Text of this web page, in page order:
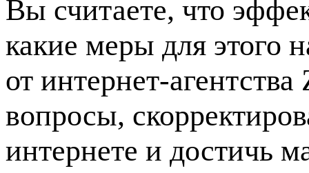
Вы считаете, что
какие меры для этого
от интернет-
вопросы,
интернете и достичь